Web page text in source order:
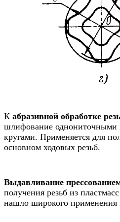
К абразивной обработке
шлифование однониточными
кругами. Применяется для
основном ходовых резьб.
Выдавливание
получения резьб из
нашло широкого